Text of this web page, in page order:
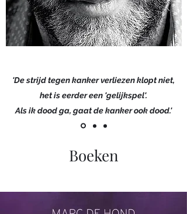
'De strijd tegen kanker verliezen klopt niet,
het is eerder een 'gelijkspel'.
Als ik dood ga, gaat de kanker ook dood.'
Boeken